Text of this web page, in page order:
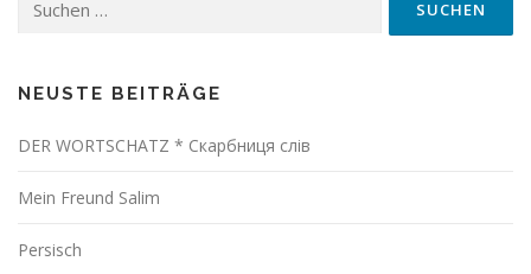
nach:
NEUSTE BEITRÄGE
DER WORTSCHATZ * Скарбниця слів
Mein Freund Salim
Persisch